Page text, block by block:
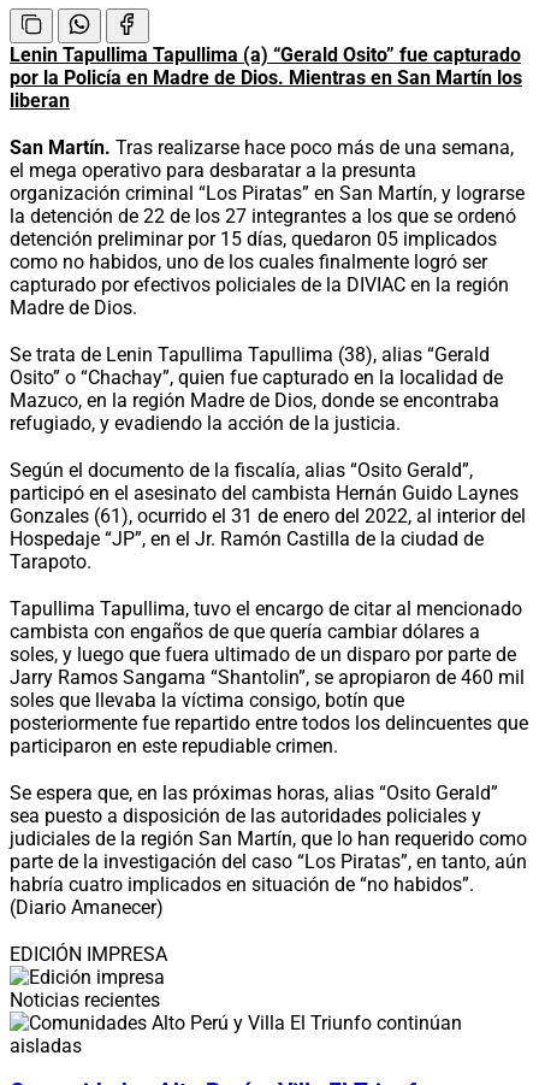
Lenin Tapullima Tapullima (a) “Gerald Osito” fue capturado
por la Policía en Madre de Dios. Mientras en San Martín los
liberan
San Martín. Tras realizarse hace poco más de una semana,
el mega operativo para desbaratar a la presunta
organización criminal “Los Piratas” en San Martín, y lograrse
la detención de 22 de los 27 integrantes a los que se ordenó
detención preliminar por 15 días, quedaron 05 implicados
como no habidos, uno de los cuales finalmente logró ser
capturado por efectivos policiales de la DIVIAC en la región
Madre de Dios.
Se trata de Lenin Tapullima Tapullima (38), alias “Gerald
Osito” o “Chachay”, quien fue capturado en la localidad de
Mazuco, en la región Madre de Dios, donde se encontraba
refugiado, y evadiendo la acción de la justicia.
Según el documento de la fiscalía, alias “Osito Gerald”,
participó en el asesinato del cambista Hernán Guido Laynes
Gonzales (61), ocurrido el 31 de enero del 2022, al interior del
Hospedaje “JP”, en el Jr. Ramón Castilla de la ciudad de
Tarapoto.
Tapullima Tapullima, tuvo el encargo de citar al mencionado
cambista con engaños de que quería cambiar dólares a
soles, y luego que fuera ultimado de un disparo por parte de
Jarry Ramos Sangama “Shantolin”, se apropiaron de 460 mil
soles que llevaba la víctima consigo, botín que
posteriormente fue repartido entre todos los delincuentes que
participaron en este repudiable crimen.
Se espera que, en las próximas horas, alias “Osito Gerald”
sea puesto a disposición de las autoridades policiales y
judiciales de la región San Martín, que lo han requerido como
parte de la investigación del caso “Los Piratas”, en tanto, aún
habría cuatro implicados en situación de “no habidos”.
(Diario Amanecer)
EDICIÓN IMPRESA
Noticias recientes